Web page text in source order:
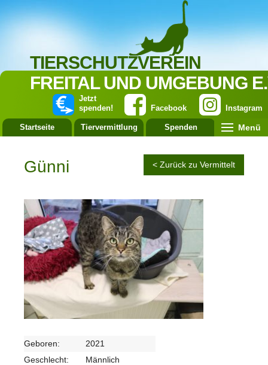
TIERSCHUTZVEREIN
FREITAL UND UMGEBUNG
Instagram
Facebook
Jetzt
spenden!
Startseite Tiervermittlung Spenden Menü
Günni < Zurück zu Vermittelt
Geboren:
2021
Geschlecht:
Männlich